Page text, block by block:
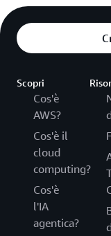
Scopri
Cos'è
AWS?
Cos'è il
cloud
computing?
Cos'è
l'IA
agentica?